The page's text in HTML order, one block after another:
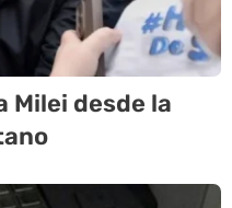
desde la